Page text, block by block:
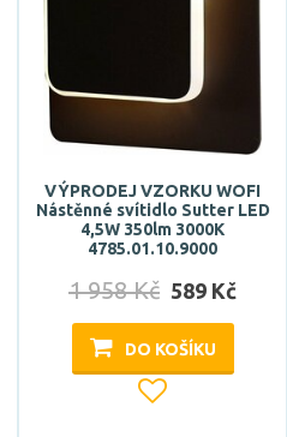
VÝPRODEJ VZORKU WOFI
Nástěnné svítidlo Sutter LED
4,5W 350lm 3000K
4785.01.10.9000
1 958 Kč 589 Kč
DO KOŠÍKU